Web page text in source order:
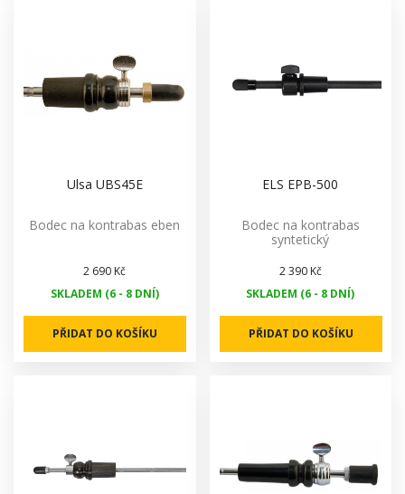
Ulsa UBS45E
Bodec na kontrabas eben
2 690 Kč
SKLADEM (6 - 8 DNÍ)
PŘIDAT DO KOŠÍKU
ELS EPB-500
Bodec na kontrabas
syntetický
2 390 Kč
SKLADEM (6 - 8 DNÍ)
PŘIDAT DO KOŠÍKU